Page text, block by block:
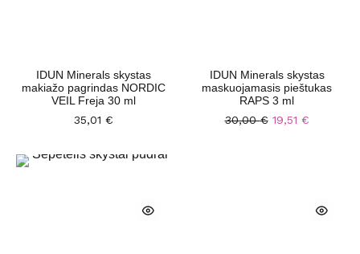
IDUN Minerals skystas
makiažo pagrindas NORDIC
VEIL Freja 30 ml
35,01 €
IDUN Minerals skystas
maskuojamasis pieštukas
RAPS 3 ml
30,00€ 19,51 €